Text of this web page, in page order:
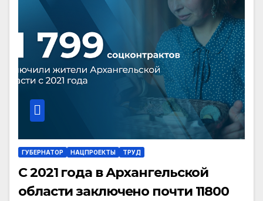
ГУБЕРНАТОР НАЦПРОЕКТЫ ТРУД
С 2021 года в Архангельской
области заключено почти 11800